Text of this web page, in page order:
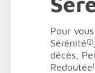
Pour
Sérénité(2)
décès,
Redoutée